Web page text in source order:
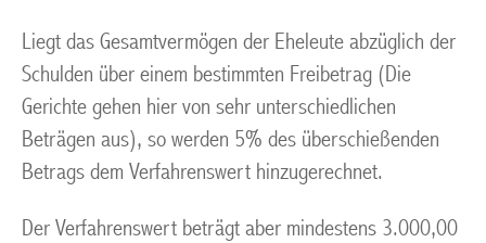
Liegt das Gesamtvermögen der Eheleute abzüglich der
Schulden über einem bestimmten Freibetrag (Die
Gerichte gehen hier von sehr unterschiedlichen
Beträgen aus), so werden 5% des überschießenden
Betrags dem Verfahrenswert hinzugerechnet.
Der Verfahrenswert beträgt aber mindestens 3.000,00